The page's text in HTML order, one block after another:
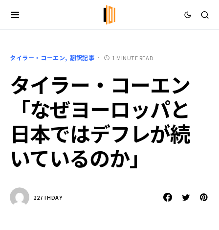
タイラー・コーエン 翻訳記事 1 MINUTE READ
タイラー・コーエン
「なぜヨーロッパと
日本ではデフレが続
いているのか」
227THDAY